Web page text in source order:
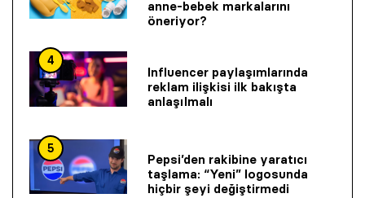
anne-bebek markalarını
öneriyor?
4
Influencer paylaşımlarında
reklam ilişkisi ilk bakışta
anlaşılmalı
5
Pepsi’den rakibine yaratıcı
taşlama: “Yeni” logosunda
hiçbir şeyi değiştirmedi